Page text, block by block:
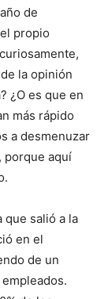
de
propio
la opinión
¿O es que en
más rápido
a desmenuzar
porque aquí
que salió a la
en el
de un